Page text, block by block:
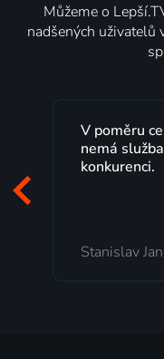
Můžeme o
nadšených uživatelů
Lepší.TV
maximální
programů a
Milada